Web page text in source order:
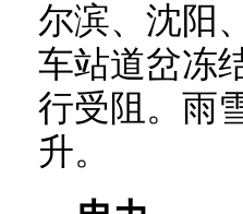
尔滨、沈阳
车站道岔冻
行受阻。雨
升。